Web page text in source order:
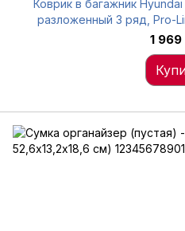
Коврик в багажник
разложенный 3 ряд, Pro-
1 969